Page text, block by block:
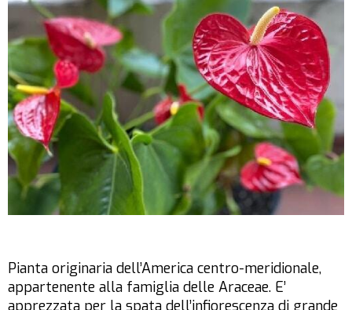
Pianta originaria dell’America centro-meridionale,
appartenente alla famiglia delle Araceae. E’
apprezzata per la spata dell’infiorescenza di grande